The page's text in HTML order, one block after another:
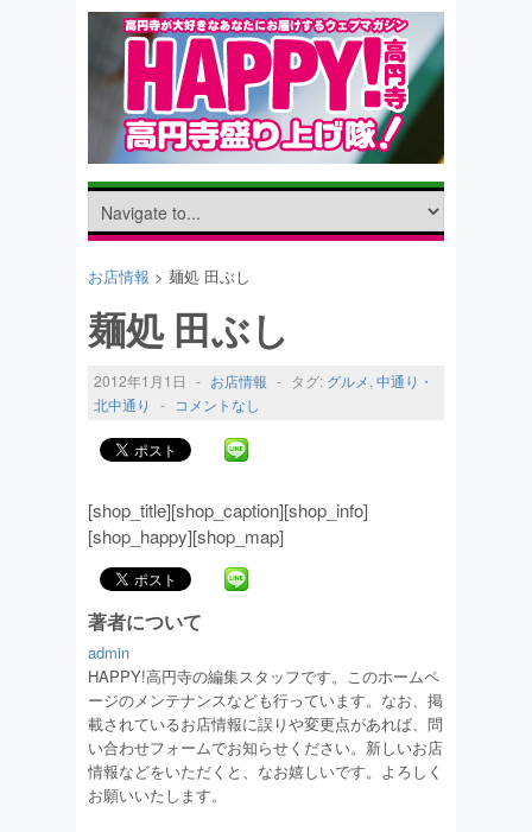
お店情報 > 麺処 田ぶし
麺処 田ぶし
2012年1月1日 - お店情報 - タグ: グルメ, 中通り・
北中通り
- コメントなし
[shop_title][shop_caption][shop_info]
[shop_happy][shop_map]
著者について
admin
HAPPY!高円寺の編集スタッフです。このホームペ
ージのメンテナンスなども行っています。なお、掲
載されているお店情報に誤りや変更点があれば、問
い合わせフォームでお知らせください。新しいお店
情報などをいただくと、なお嬉しいです。よろしく
お願いいたします。